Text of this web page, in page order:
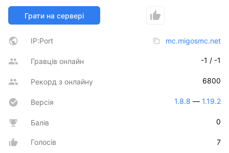
Грати на сервері
IP:Port mc.migosmc.net
Гравців онлайн -1 / -1
Рекорд з онлайну 6800
Версія 1.8.8 — 1.19.2
Балів 0
Голосів 7